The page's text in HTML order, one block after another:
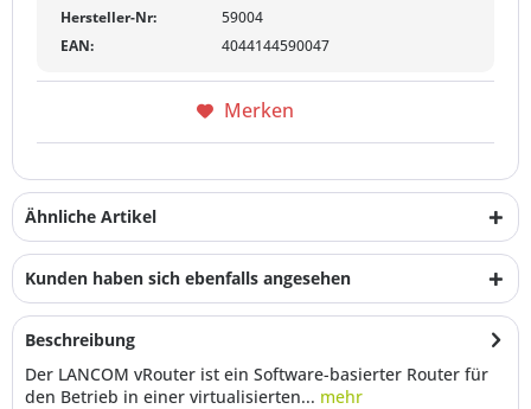
Hersteller-Nr:
59004
EAN:
4044144590047
Merken
Ähnliche Artikel
Kunden haben sich ebenfalls angesehen
Beschreibung
Der LANCOM vRouter ist ein Software-basierter Router für
den Betrieb in einer virtualisierten... mehr